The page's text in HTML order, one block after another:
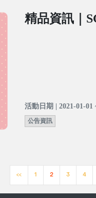
精品資訊｜
活動日期 | 2021-01-01
公告資訊
<< 1 2 3 4